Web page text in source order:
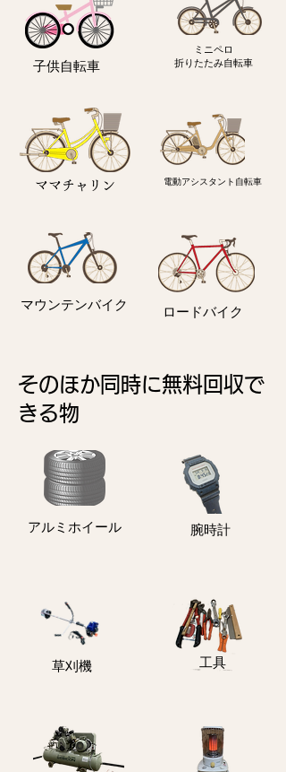
子供自転車
ミニペロ
​折りたたみ自転車
ママチャリン 電動アシスタント自転車
マウンテンバイク ロードバイク
そのほか同時に無料回収で
きる物
アルミホイール ​腕時計
​草刈機 ​工具